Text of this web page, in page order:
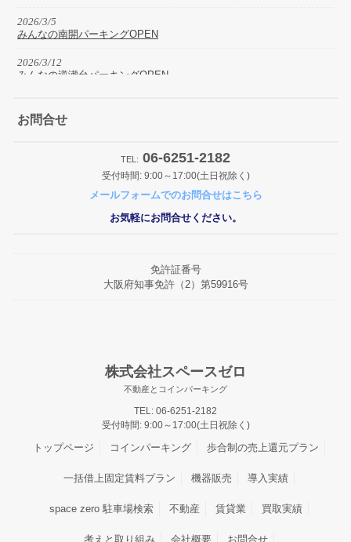
2026/3/5
みんなの南開パーキングOPEN
2026/3/12
みんなの逆瀬台パーキングOPEN
みんなの王子町パーキングOPEN
みんなの土佐堀パーキングリニューアルOPEN
みんなの南安威パーキングOPEN
みんなの東貝塚駅前パーキングOPEN
みんなの泉尾第2パーキングOPEN
みんなの平野宮町パーキングOPEN
2025/8/8
お問合せ
TEL: 06-6251-2182
受付時間: 9:00～17:00(土日祝除く)
メールフォームでのお問合せはこちら
お気軽にお問合せください。
免許証番号
大阪府知事免許（2）第59916号
株式会社スペースゼロ
不動産とコインパーキング
TEL: 06-6251-2182
受付時間: 9:00～17:00(土日祝除く)
トップページ コインパーキング 歩合制の売上還元プラン
一括借上固定賃料プラン 機器販売 導入実績
space zero 駐車場検索 不動産 賃貸業 買取実績
考えと取り組み 会社概要 お問合せ